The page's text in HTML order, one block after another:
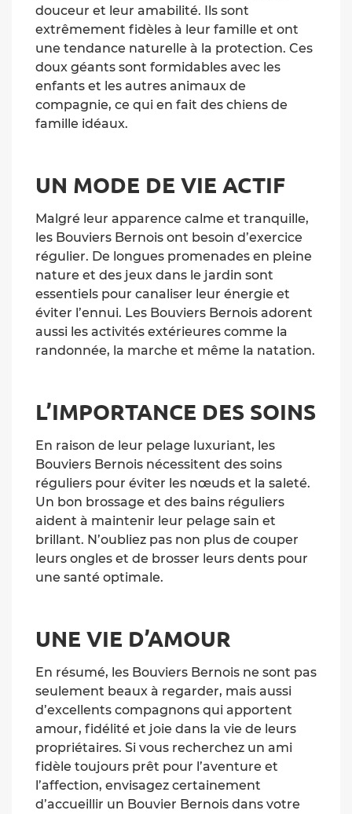
douceur et leur amabilité. Ils sont
extrêmement fidèles à leur famille et ont
une tendance naturelle à la protection. Ces
doux géants sont formidables avec les
enfants et les autres animaux de
compagnie, ce qui en fait des chiens de
famille idéaux.
UN MODE DE VIE ACTIF
Malgré leur apparence calme et tranquille,
les Bouviers Bernois ont besoin d’exercice
régulier. De longues promenades en pleine
nature et des jeux dans le jardin sont
essentiels pour canaliser leur énergie et
éviter l’ennui. Les Bouviers Bernois adorent
aussi les activités extérieures comme la
randonnée, la marche et même la natation.
L’IMPORTANCE DES SOINS
En raison de leur pelage luxuriant, les
Bouviers Bernois nécessitent des soins
réguliers pour éviter les nœuds et la saleté.
Un bon brossage et des bains réguliers
aident à maintenir leur pelage sain et
brillant. N’oubliez pas non plus de couper
leurs ongles et de brosser leurs dents pour
une santé optimale.
UNE VIE D’AMOUR
En résumé, les Bouviers Bernois ne sont pas
seulement beaux à regarder, mais aussi
d’excellents compagnons qui apportent
amour, fidélité et joie dans la vie de leurs
propriétaires. Si vous recherchez un ami
fidèle toujours prêt pour l’aventure et
l’affection, envisagez certainement
d’accueillir un Bouvier Bernois dans votre